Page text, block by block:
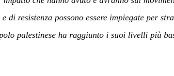
resistenza possono essere impiegate per
palestinese ha raggiunto i suoi livelli più